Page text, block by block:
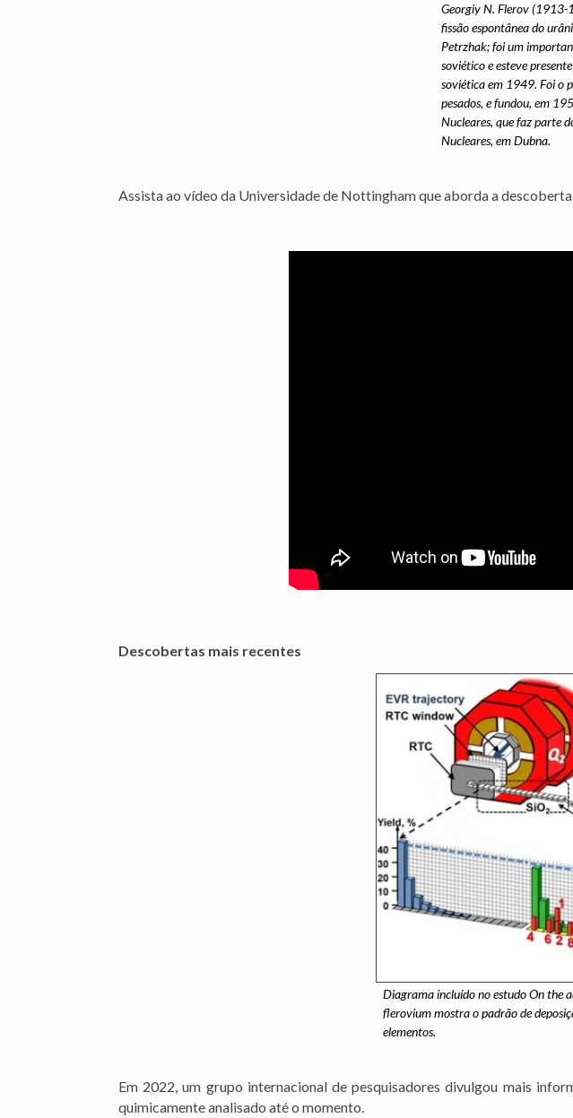
Georgiy N. Flerov (1913-
fissão espontânea do
Petrzhak; foi um
soviético e esteve
soviética em 1949. Foi o
pesados, e fundou, em
Nucleares, que faz parte
Nucleares, em Dubna.
Assista ao vídeo da Universidade de Nottingham que aborda a
Descobertas mais recentes
Diagrama incluído no estudo On the
flerovium mostra o padrão de
elementos.
Em 2022, um grupo internacional de pesquisadores divulgou mais
quimicamente analisado até o momento.